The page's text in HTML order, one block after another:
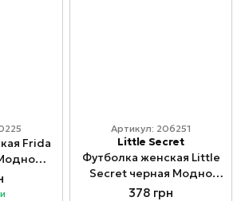
Frida
Артикул: 206251
Little Secret
Футболка женская Little
Secret черная Модно
206251
378 грн